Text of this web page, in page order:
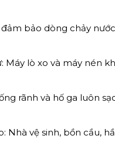
bảo dòng chảy
lò xo và máy nén
rãnh và hố ga luôn
vệ sinh, bồn cầu,